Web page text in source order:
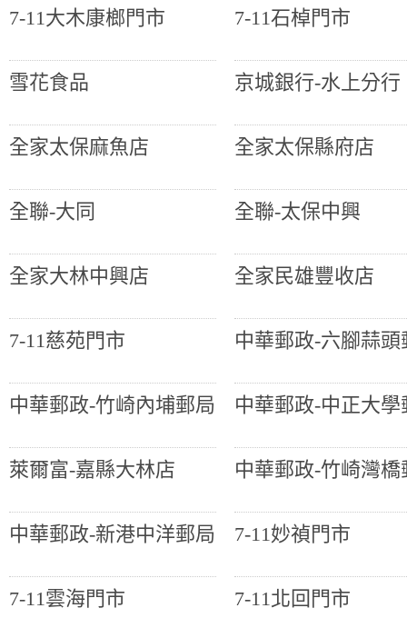
7-11大木康榔門市 7-11石棹門市
雪花食品 京城銀行-水上分行
全家太保麻魚店 全家太保縣府店
全聯-大同 全聯-太保中興
全家大林中興店 全家民雄豐收店
7-11慈苑門市 中華郵政-六腳蒜頭
中華郵政-竹崎內埔郵局 中華郵政-中正大學
萊爾富-嘉縣大林店 中華郵政-竹崎灣橋
中華郵政-新港中洋郵局 7-11妙禎門市
7-11雲海門市 7-11北回門市